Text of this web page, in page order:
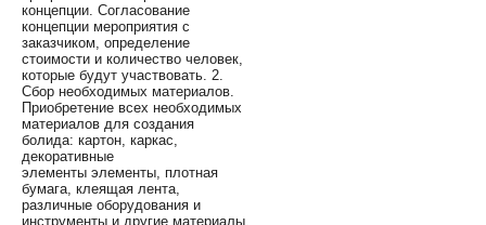
концепции. Согласование
концепции мероприятия с
заказчиком, определение
стоимости и количество человек,
которые будут участвовать. 2.
Сбор необходимых материалов.
Приобретение всех необходимых
материалов для создания
болида: картон, каркас,
декоративные
элементы элементы, плотная
бумага, клеящая лента,
различные оборудования и
инструменты и другие материалы,